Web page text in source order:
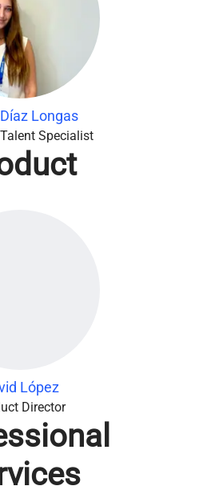
Longas
Specialist
López
Director